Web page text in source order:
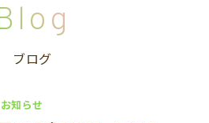
ブログ
知らせ